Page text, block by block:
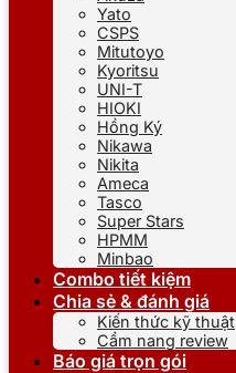
Yato
CSPS
Mitutoyo
Kyoritsu
UNI-T
HIOKI
Hồng Ký
Nikawa
Nikita
Ameca
Tasco
Super Stars
HPMM
Minbao
Combo tiết kiệm
Chia sẻ & đánh giá
Kiến thức kỹ thuật
Cẩm nang review
Báo giá trọn gói